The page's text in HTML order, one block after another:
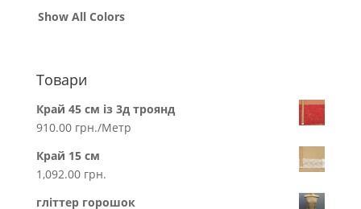
Show All Colors
Товари
Край 45 см із 3д троянд
910.00 грн./Метр
Край 15 см
1,092.00 грн.
гліттер горошок